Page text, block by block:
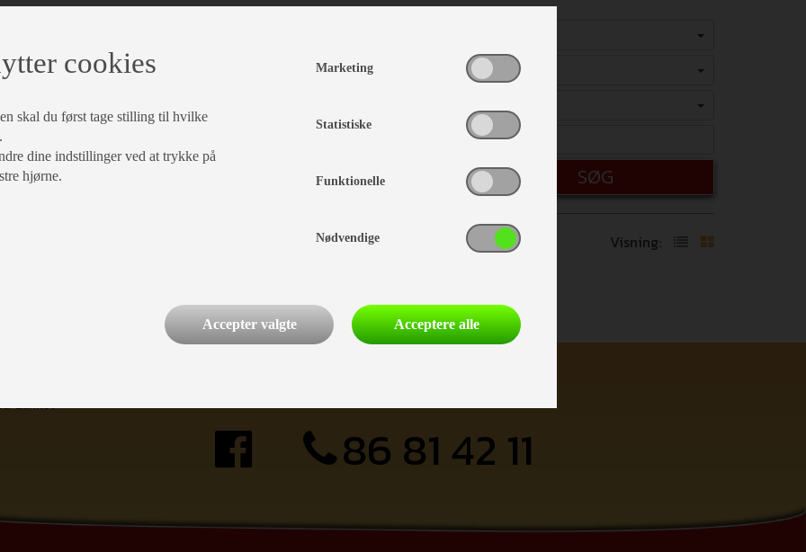
SØG
Visning:
Lukket
86 81 42 11
cookies
skal du først tage stilling til hvilke
dine indstillinger ved at trykke på
hjørne.
Marketing
Statistiske
Funktionelle
Nødvendige
Accepter valgte Acceptere alle